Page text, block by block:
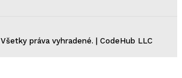
práva vyhradené. | CodeHub LLC